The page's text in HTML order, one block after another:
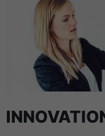
提供者 谷歌
两年
注册一个
用网站的统
_gat
提供者 谷歌
Empfehlungsbund/
Diese Cookies werden
Empfehlungsbundes
anzuzeigen. Ohne diese
Jobangebote nicht
寿命 1 Jahr
显
Das LinkedIn Insight Tag
Aktionen auf unserer